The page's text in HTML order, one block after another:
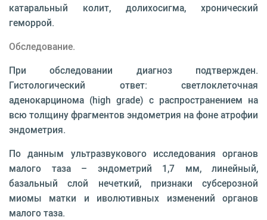
катаральный колит, долихосигма, хронический
геморрой.
Обследование.
При обследовании диагноз подтвержден.
Гистологический ответ: светлоклеточная
аденокарцинома (high grade) с распространением на
всю толщину фрагментов эндометрия на фоне атрофии
эндометрия.
По данным ультразвукового исследования органов
малого таза – эндометрий 1,7 мм, линейный,
базальный слой нечеткий, признаки субсерозной
миомы матки и иволютивных изменений органов
малого таза.